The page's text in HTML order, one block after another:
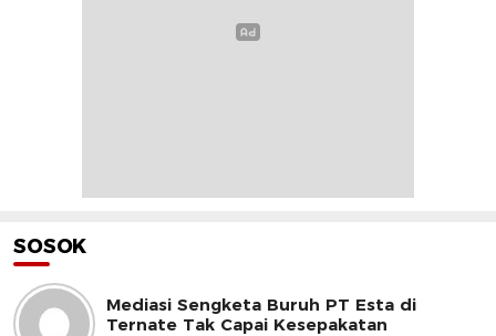
SOSOK
Mediasi Sengketa Buruh PT Esta di
Ternate Tak Capai Kesepakatan